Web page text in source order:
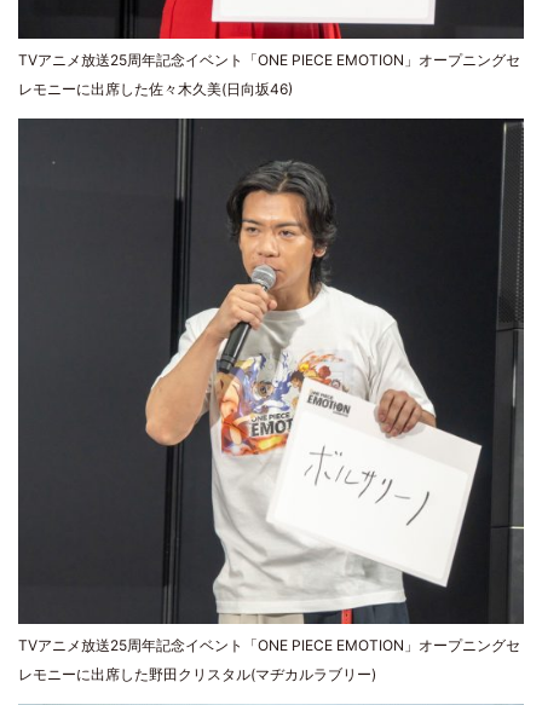
TVアニメ放送25周年記念イベント「ONE PIECE EMOTION」オープニングセ
レモニーに出席した佐々木久美(日向坂46)
TVアニメ放送25周年記念イベント「ONE PIECE EMOTION」オープニングセ
レモニーに出席した野田クリスタル(マヂカルラブリー)